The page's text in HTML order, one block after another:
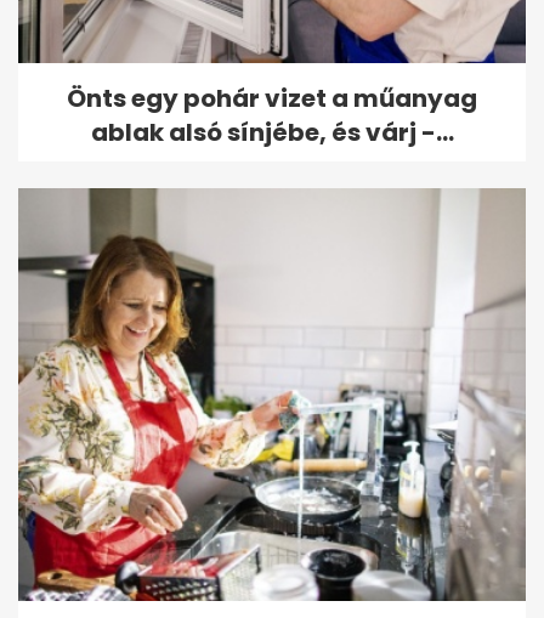
Önts egy pohár vizet a műanyag
ablak alsó sínjébe, és várj -...